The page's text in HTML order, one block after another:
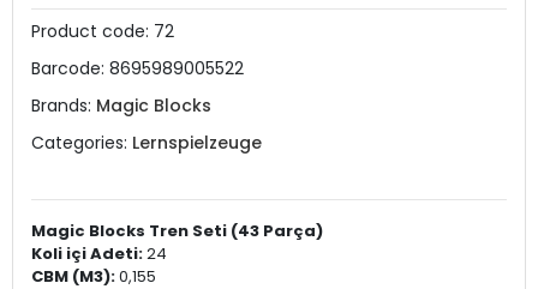
Product code: 72
Barcode: 8695989005522
Brands: Magic Blocks
Categories: Lernspielzeuge
Magic Blocks Tren Seti (43 Parça)
Koli içi Adeti:24
CBM (M3):0,155